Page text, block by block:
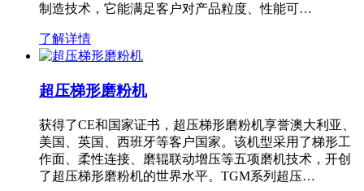
制造技术，它能满足客户对产品粒度、性能可…
了解详情
超压梯形磨粉机
获得了CE和国家证书，超压梯形磨粉机享誉澳大利亚、
美国、英国、西班牙等客户国家。该机型采用了梯形工
作面、柔性连接、磨辊联动增压等五项磨机技术，开创
了超压梯形磨粉机的世界水平。TGM系列超压…